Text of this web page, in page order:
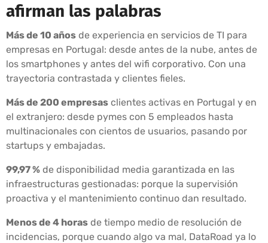
afirman las palabras
Más de 10 años de experiencia en servicios de TI para
empresas en Portugal: desde antes de la nube, antes de
los smartphones y antes del wifi corporativo. Con una
trayectoria contrastada y clientes fieles.
Más de 200 empresas clientes activas en Portugal y en
el extranjero: desde pymes con 5 empleados hasta
multinacionales con cientos de usuarios, pasando por
startups y embajadas.
99,97 % de disponibilidad media garantizada en las
infraestructuras gestionadas: porque la supervisión
proactiva y el mantenimiento continuo dan resultado.
Menos de 4 horas de tiempo medio de resolución de
incidencias, porque cuando algo va mal, DataRoad ya lo